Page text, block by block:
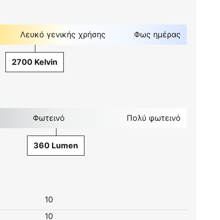
Λευκό γενικής χρήσης Φως ημέρας
2700 Kelvin
Φωτεινό Πολύ φωτεινό
360 Lumen
10
10